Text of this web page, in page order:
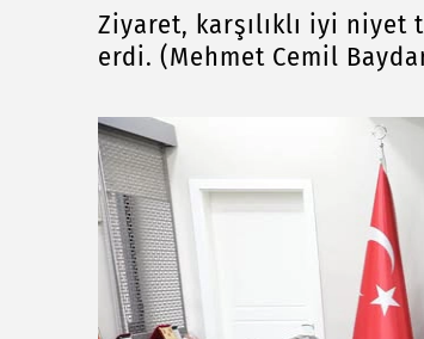
Ziyaret, karşılıklı iyi
erdi. (Mehmet Cemil